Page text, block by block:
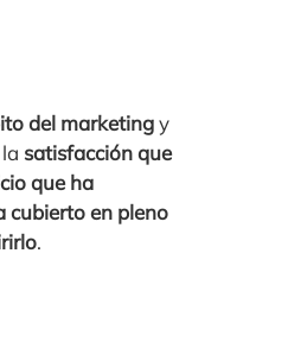
del marketingy
satisfacción que
que ha
cubierto en pleno
.